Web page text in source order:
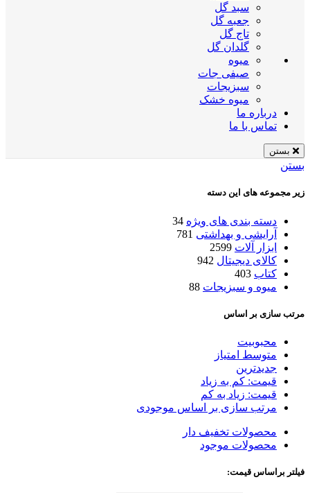
سبد گل
جعبه گل
تاج گل
گلدان گل
میوه
صیفی جات
سبزیجات
میوه خشک
درباره ما
تماس با ما
بستن
بستن
زیر مجموعه های این دسته
دسته بندی های ویژه 34
آرایشی و بهداشتی 781
ابزار آلات 2599
کالای دیجیتال 942
کتاب 403
میوه و سبزیجات 88
مرتب سازی بر اساس
محبوبیت
متوسط امتیاز
جدیدترین
قیمت: کم به زیاد
قیمت: زیاد به کم
مرتب سازی بر اساس موجودی
محصولات تخفیف دار
محصولات موجود
فیلتر براساس قیمت: